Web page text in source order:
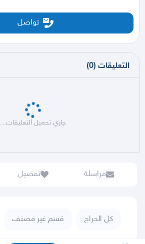
تواصل
التعليقات (
0
)
جاري تحميل التعليقات...
مراسلة تفضيل
كل الحراج قسم غير مصنف